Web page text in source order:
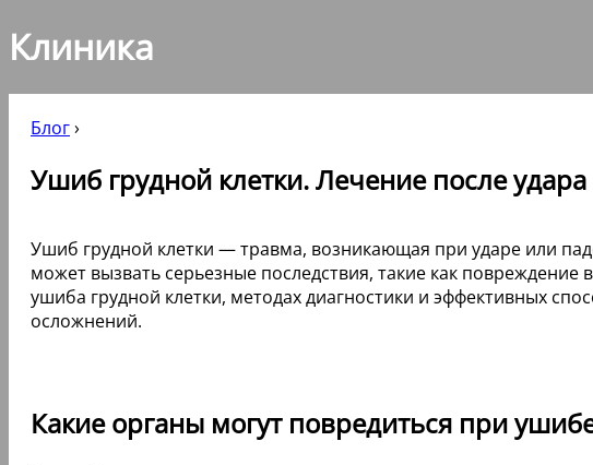
Клиника
Блог›
Ушиб грудной клетки. Лечение после удара
Ушиб грудной клетки — травма, возникающая при ударе или
может вызвать серьезные последствия, такие как
ушиба грудной клетки, методах диагностики и эффективных
осложнений.
Какие органы могут повредиться при